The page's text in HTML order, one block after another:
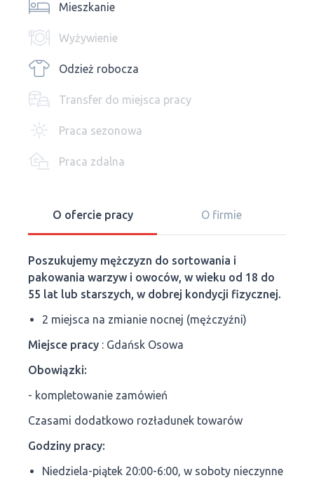
Mieszkanie
Wyżywienie
Odzież robocza
Transfer do miejsca pracy
Praca sezonowa
Praca zdalna
O ofercie pracy O firmie
Poszukujemy mężczyzn do sortowania i
pakowania warzyw i owoców, w wieku od 18 do
55 lat lub starszych, w dobrej kondycji fizycznej.
2 miejsca na zmianie nocnej (mężczyźni)
Miejsce pracy : Gdańsk Osowa
Obowiązki:
- kompletowanie zamówień
Czasami dodatkowo rozładunek towarów
Godziny pracy:
Niedziela-piątek 20:00-6:00, w soboty nieczynne